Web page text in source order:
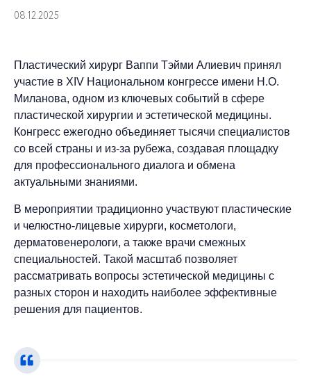
08.12.2025
Пластический хирург Ваппи Тэйми Алиевич принял
участие в XIV Национальном конгрессе имени Н.О.
Миланова, одном из ключевых событий в сфере
пластической хирургии и эстетической медицины.
Конгресс ежегодно объединяет тысячи специалистов
со всей страны и из-за рубежа, создавая площадку
для профессионального диалога и обмена
актуальными знаниями.
В мероприятии традиционно участвуют пластические
и челюстно-лицевые хирурги, косметологи,
дерматовенерологи, а также врачи смежных
специальностей. Такой масштаб позволяет
рассматривать вопросы эстетической медицины с
разных сторон и находить наиболее эффективные
решения для пациентов.